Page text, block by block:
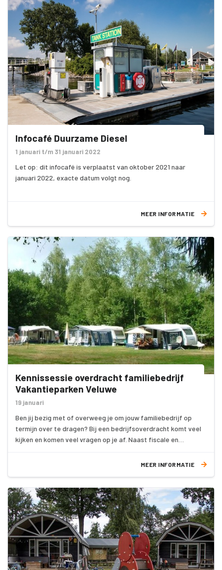
Infocafé Duurzame Diesel
1 januari t/m 31 januari 2022
Let op: dit infocafé is verplaatst van oktober 2021 naar
januari 2022, exacte datum volgt nog.
MEER INFORMATIE
Kennissessie overdracht familiebedrijf
Vakantieparken Veluwe
19 januari
Ben jij bezig met of overweeg je om jouw familiebedrijf op
termijn over te dragen? Bij een bedrijfsoverdracht komt veel
kijken en komen veel vragen op je af. Naast fiscale en
MEER INFORMATIE